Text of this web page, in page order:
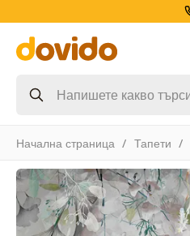
Начална страница Тапети